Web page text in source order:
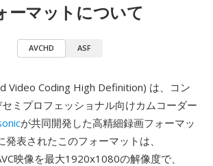
ーマットについて
AVCHD ASF
Video Coding High Definition) は、コン
ミプロフェッショナル向けカムコーダー
が共同開発した高精細録画フォーマッ
発表されたこのフォーマットは、
映像を最大1920x1080の解像度で、